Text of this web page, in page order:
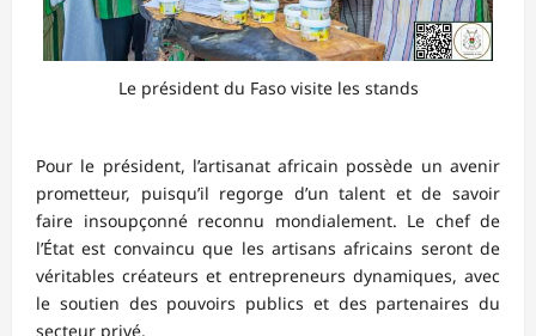
Le président du Faso visite les stands
Pour le président, l’artisanat africain possède un avenir
prometteur, puisqu’il regorge d’un talent et de savoir
faire insoupçonné reconnu mondialement. Le chef de
l’État est convaincu que les artisans africains seront de
véritables créateurs et entrepreneurs dynamiques, avec
le soutien des pouvoirs publics et des partenaires du
secteur privé.